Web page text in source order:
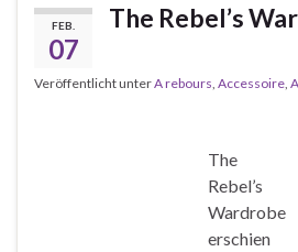
FEB.
07
The Rebel’s
Veröffentlicht unterA rebours Accessoire
The
Rebel’s
Wardrobe
erschien